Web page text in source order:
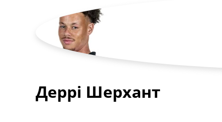
Новини футболу України
Футбольні трансфери
Останні коментарі
Конкурс прогнозів
Логін
Рейтінги
Турніри
Чемпіонат Світу
Деррі Шерхант